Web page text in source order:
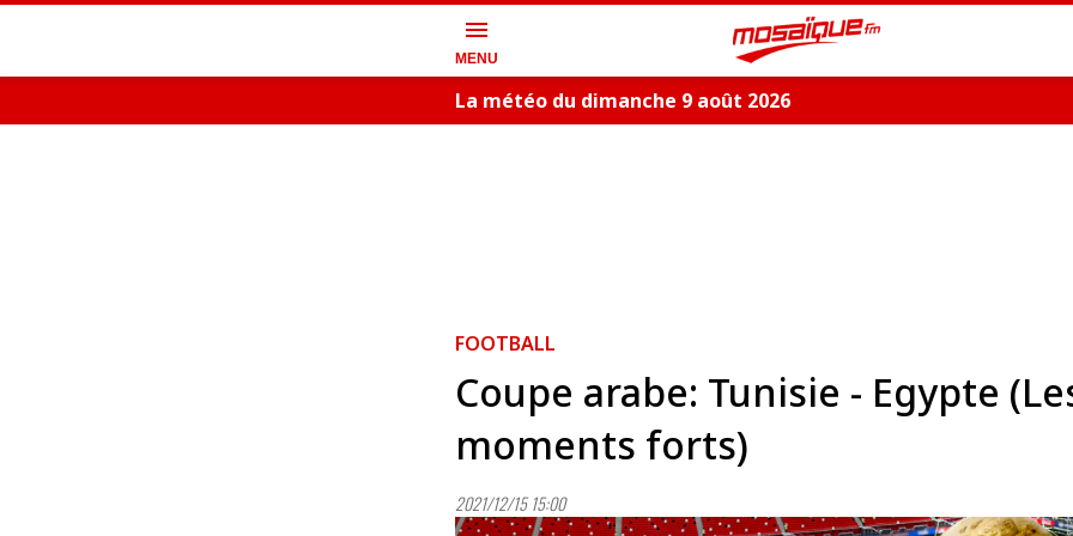
menu
MENU
La météo du dimanche 9 août 2026
FOOTBALL
Coupe arabe: Tunisie - Egypte
moments forts)
2021/12/15 15:00